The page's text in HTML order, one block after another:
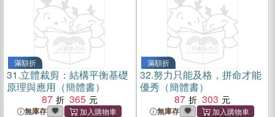
滿額折
31.立體裁剪：結構平衡基礎
原理與應用（簡體書）
87
365
無庫存
滿額折
32.努力只能及格，拼命才能
優秀（簡體書）
87
303
無庫存